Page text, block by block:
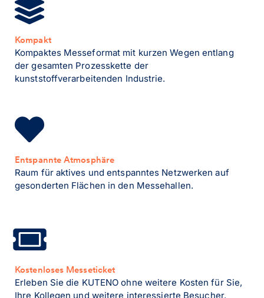
Kompakt
Kompaktes Messeformat mit kurzen Wegen entlang
der gesamten Prozesskette der
kunststoffverarbeitenden Industrie.
Entspannte Atmosphäre
Raum für aktives und entspanntes Netzwerken auf
gesonderten Flächen in den Messehallen.
Kostenloses Messeticket
Erleben Sie die KUTENO ohne weitere Kosten für Sie,
Ihre Kollegen und weitere interessierte Besucher.